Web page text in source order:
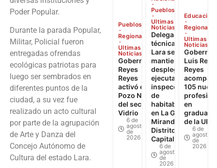
Poder Popular.
Durante la parada Popular,
Militar, Policial fueron
entregadas ofrendas
ecológicas patriotas para
luego ser sembrados en
diferentes puntos de la
ciudad, a su vez fue
realizado un acto cultural
por parte de la agrupación
de Arte y Danza del
Concejo Autónomo de
Cultura del estado Lara.
Pueblos
Regional
Ultimas
Noticias
Gobernador
Reyes
Reyes
activó el
Pozo N°3
del sector El
Vidrio
6 de
agosto
de
2026
Pueblos
Ultimas
Noticias
Delegación
técnica de
Lara se
mantiene
desplegada y
ejecuta 622
inspecciones
de
habitabilidad
en La Guaira,
Miranda y
Distrito
Capital
6 de
agosto
de
2026
Educación
Regional
Ultimas
Noticias
Luis
Reyes
105
en
de la
6 de
agosto
de
2026